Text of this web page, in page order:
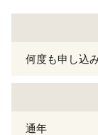
何度も申し込
通年